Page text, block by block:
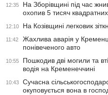
12:35
На Зборівщині під час
охопив 5 тисяч
12:10 На Козівщині легковик
11:42
Жахлива аварія у
понівеченого авто
10:55
Пошкодив дві могили та
водія на Кременеччині
10:43
Сучасна
окуповується вона в